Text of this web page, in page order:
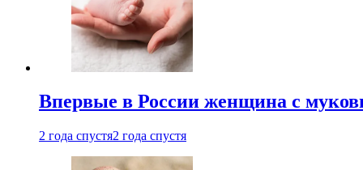
Впервые в России женщина с
2 года спустя2 года спустя